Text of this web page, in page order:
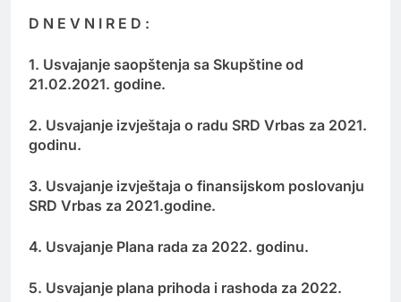
D N E V N I R E D :
1. Usvajanje saopštenja sa Skupštine od
21.02.2021. godine.
2. Usvajanje izvještaja o radu SRD Vrbas za 2021.
godinu.
3. Usvajanje izvještaja o finansijskom poslovanju
SRD Vrbas za 2021.godine.
4. Usvajanje Plana rada za 2022. godinu.
5. Usvajanje plana prihoda i rashoda za 2022.